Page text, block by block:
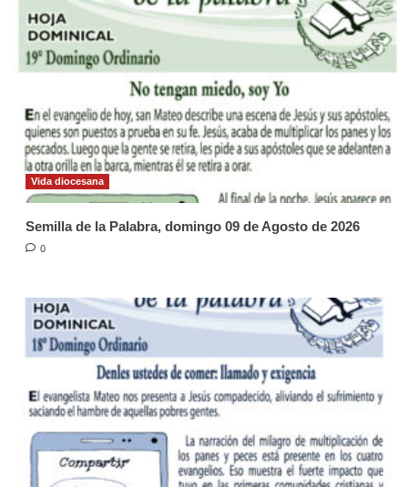
Vida diocesana
Semilla de la Palabra, domingo 09 de Agosto de 2026
0